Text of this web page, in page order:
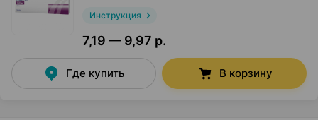
Инструкция
7,19 — 9,97 р.
Где купить В корзину